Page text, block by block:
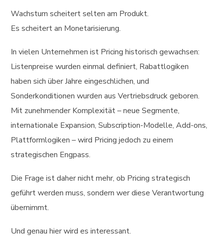
Wachstum scheitert selten am Produkt.
Es scheitert an Monetarisierung.
In vielen Unternehmen ist Pricing historisch gewachsen:
Listenpreise wurden einmal definiert, Rabattlogiken
haben sich über Jahre eingeschlichen, und
Sonderkonditionen wurden aus Vertriebsdruck geboren.
Mit zunehmender Komplexität – neue Segmente,
internationale Expansion, Subscription-Modelle, Add-ons,
Plattformlogiken – wird Pricing jedoch zu einem
strategischen Engpass.
Die Frage ist daher nicht mehr, ob Pricing strategisch
geführt werden muss, sondern wer diese Verantwortung
übernimmt.
Und genau hier wird es interessant.